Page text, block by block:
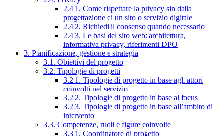
2.4.1. Come rispettare la privacy sin dalla
progettazione di un sito o servizio digitale
2.4.2. Richiedi il consenso quando necessario
2.4.3. Le basi del sito web: architettura,
informativa privacy, riferimenti DPO
3. Pianificazione, gestione e strategia
3.1. Obiettivi del progetto
3.2. Tipologie di progetti
3.2.1. Tipologie di progetto in base agli attori
coinvolti nel servizio
3.2.2. Tipologie di progetto in base al focus
3.2.3. Tipologie di progetto in base all’ambito di
intervento
3.3. Competenze, ruoli e figure coinvolte
3.3.1. Coordinatore di progetto